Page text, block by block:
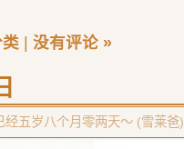
没有评论 »
五岁八个月零两天～ (雪莱爸)